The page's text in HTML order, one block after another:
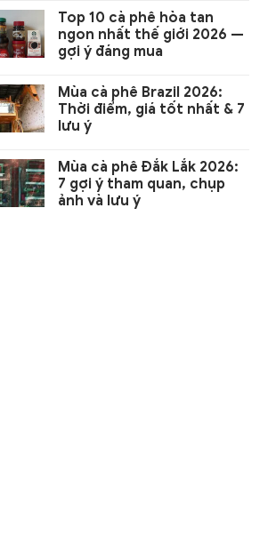
Top 10 cà phê hòa tan
ngon nhất thế giới 2026 —
gợi ý đáng mua
Mùa cà phê Brazil 2026:
Thời điểm, giá tốt nhất & 7
lưu ý
Mùa cà phê Đắk Lắk 2026:
7 gợi ý tham quan, chụp
ảnh và lưu ý